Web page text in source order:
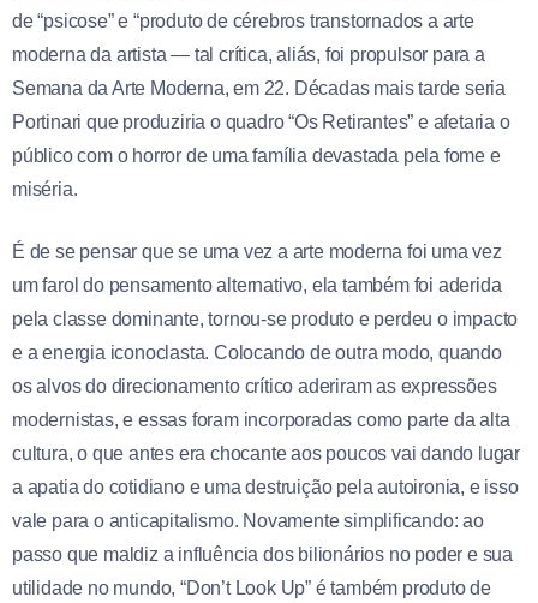
de “psicose” e “produto de cérebros transtornados a arte
moderna da artista — tal crítica, aliás, foi propulsor para a
Semana da Arte Moderna, em 22. Décadas mais tarde seria
Portinari que produziria o quadro “Os Retirantes” e afetaria o
público com o horror de uma família devastada pela fome e
miséria.
É de se pensar que se uma vez a arte moderna foi uma vez
um farol do pensamento alternativo, ela também foi aderida
pela classe dominante, tornou-se produto e perdeu o impacto
e a energia iconoclasta. Colocando de outra modo, quando
os alvos do direcionamento crítico aderiram as expressões
modernistas, e essas foram incorporadas como parte da alta
cultura, o que antes era chocante aos poucos vai dando lugar
a apatia do cotidiano e uma destruição pela autoironia, e isso
vale para o anticapitalismo. Novamente simplificando: ao
passo que maldiz a influência dos bilionários no poder e sua
utilidade no mundo, “Don’t Look Up” é também produto de